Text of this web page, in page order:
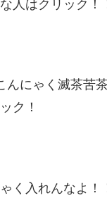
人はクリック！
んにゃく滅茶苦
ク！
く入れんなよ！